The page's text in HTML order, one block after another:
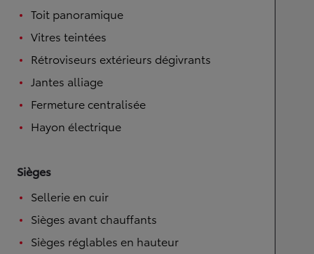
Toit panoramique
Vitres teintées
Rétroviseurs extérieurs dégivrants
Jantes alliage
Fermeture centralisée
Hayon électrique
Sièges
Sellerie en cuir
Sièges avant chauffants
Sièges réglables en hauteur